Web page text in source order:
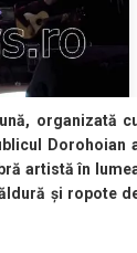
organizată
Dorohoian
artistă în
și ropote